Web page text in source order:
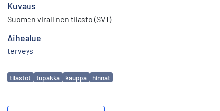
Kuvaus
Suomen virallinen tilasto (SVT)
Aihealue
terveys
Avainsanat
tilastot tupakka kauppa hinnat